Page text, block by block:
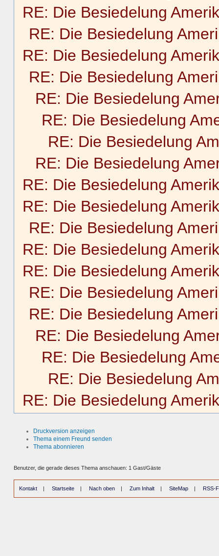
RE: Die Besiedelung
RE: Die Besiedelung
RE: Die Besiedelung
RE: Die Besiedelung
RE: Die Besiedelung
RE: Die Besiedelung
RE: Die Besiedelung
RE: Die Besiedelung
RE: Die Besiedelung
RE: Die Besiedelung
RE: Die Besiedelung
RE: Die Besiedelung
RE: Die Besiedelung
RE: Die Besiedelung
RE: Die Besiedelung
RE: Die Besiedelung
RE: Die Besiedelung
RE: Die Besiedelung
RE: Die Besiedelung
Druckversion anzeigen
Thema einem Freund senden
Thema abonnieren
Benutzer, die gerade dieses Thema anschauen: 1 Gast/Gäste
Kontakt | Startseite | Nach oben | Zum Inhalt | SiteMap | RSS-